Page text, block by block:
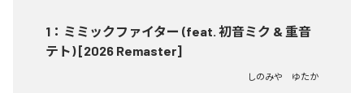
1 ： ミミックファイター (feat. 初音ミク & 重音
テト) [2026 Remaster]
しのみや ゆたか